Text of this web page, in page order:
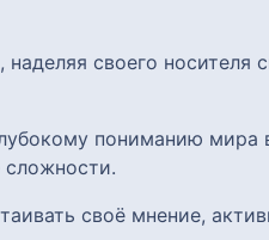
своего носителя
пониманию мира
своё мнение,